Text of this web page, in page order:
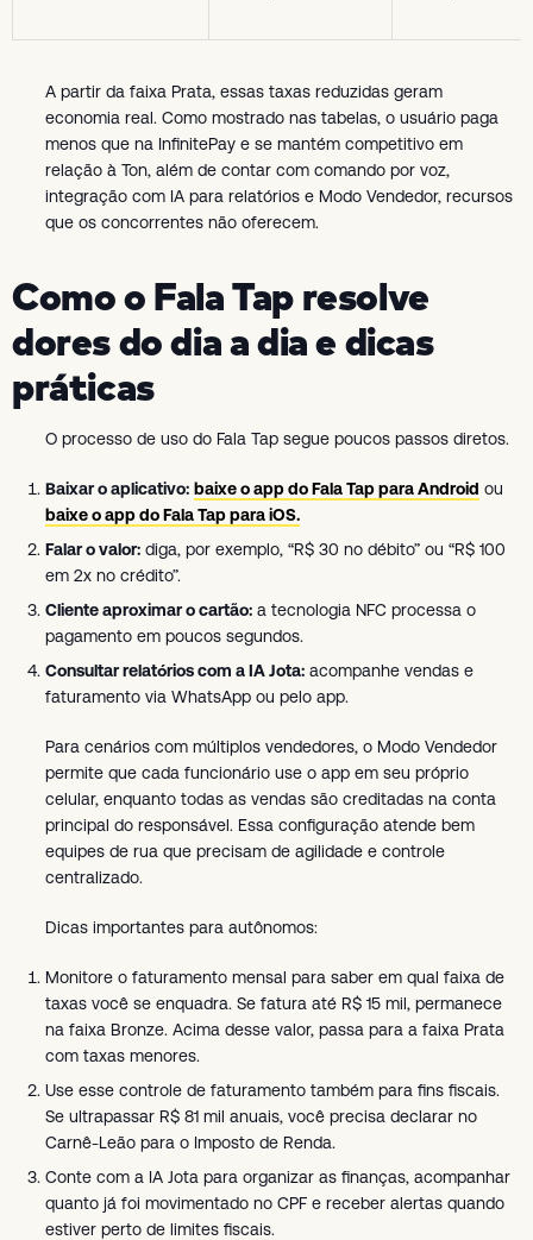
A partir da faixa Prata, essas taxas reduzidas geram
economia real. Como mostrado nas tabelas, o usuário paga
menos que na InfinitePay e se mantém competitivo em
relação à Ton, além de contar com comando por voz,
integração com IA para relatórios e Modo Vendedor, recursos
que os concorrentes não oferecem.
Como o Fala Tap resolve
dores do dia a dia e dicas
práticas
O processo de uso do Fala Tap segue poucos passos diretos.
Baixar o aplicativo: baixe o app do Fala Tap para Android ou
baixe o app do Fala Tap para iOS.
Falar o valor: diga, por exemplo, “R$ 30 no débito” ou “R$ 100
em 2x no crédito”.
Cliente aproximar o cartão: a tecnologia NFC processa o
pagamento em poucos segundos.
Consultar relatórios com a IA Jota: acompanhe vendas e
faturamento via WhatsApp ou pelo app.
Para cenários com múltiplos vendedores, o Modo Vendedor
permite que cada funcionário use o app em seu próprio
celular, enquanto todas as vendas são creditadas na conta
principal do responsável. Essa configuração atende bem
equipes de rua que precisam de agilidade e controle
centralizado.
Dicas importantes para autônomos:
Monitore o faturamento mensal para saber em qual faixa de
taxas você se enquadra. Se fatura até R$ 15 mil, permanece
na faixa Bronze. Acima desse valor, passa para a faixa Prata
com taxas menores.
Use esse controle de faturamento também para fins fiscais.
Se ultrapassar R$ 81 mil anuais, você precisa declarar no
Carnê-Leão para o Imposto de Renda.
Conte com a IA Jota para organizar as finanças, acompanhar
quanto já foi movimentado no CPF e receber alertas quando
estiver perto de limites fiscais.